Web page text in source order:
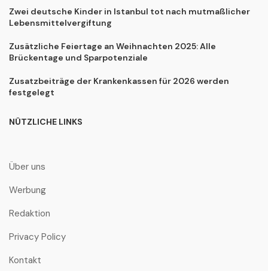
Zwei deutsche Kinder in Istanbul tot nach mutmaßlicher
Lebensmittelvergiftung
Zusätzliche Feiertage an Weihnachten 2025: Alle
Brückentage und Sparpotenziale
Zusatzbeiträge der Krankenkassen für 2026 werden
festgelegt
NÜTZLICHE LINKS
Über uns
Werbung
Redaktion
Privacy Policy
Kontakt